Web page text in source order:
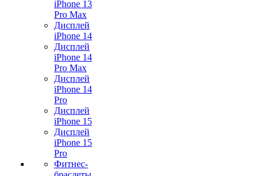
iPhone 13
Pro Max
Дисплей
iPhone 14
Дисплей
iPhone 14
Pro Max
Дисплей
iPhone 14
Pro
Дисплей
iPhone 15
Дисплей
iPhone 15
Pro
Фитнес-